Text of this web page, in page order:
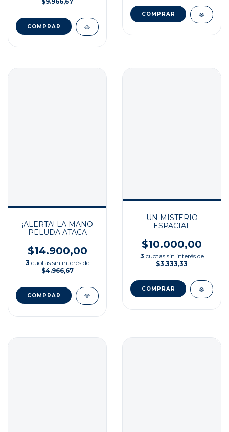
¡ALERTA! LA MANO
PELUDA ATACA
$14.900,00
3 cuotas sin interés de
$4.966,67
UN MISTERIO
ESPACIAL
$10.000,00
3 cuotas sin interés de
$3.333,33